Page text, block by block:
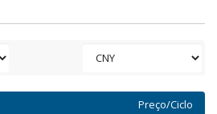
Preço/Ciclo